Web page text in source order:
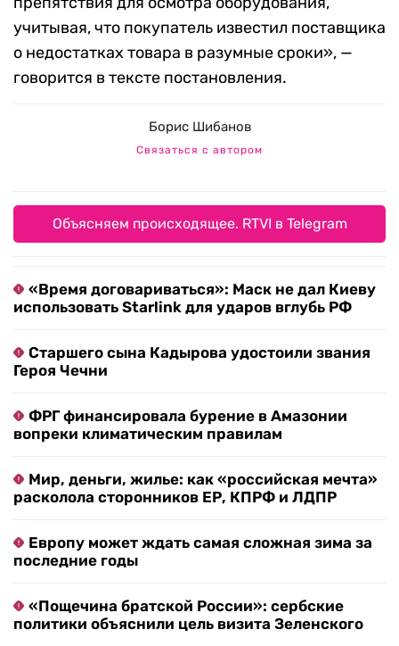
учитывая, что покупатель известил поставщика
о недостатках товара в разумные сроки», —
говорится в тексте постановления.
Борис Шибанов
Связаться с автором
Объясняем происходящее. RTVI в Telegram
«Время договариваться»: Маск не дал Киеву
использовать Starlink для ударов вглубь РФ
Старшего сына Кадырова удостоили звания
Героя Чечни
ФРГ финансировала бурение в Амазонии
вопреки климатическим правилам
Мир, деньги, жилье: как «российская мечта»
расколола сторонников ЕР, КПРФ и ЛДПР
Европу может ждать самая сложная зима за
последние годы
«Пощечина братской России»: сербские
политики объяснили цель визита Зеленского